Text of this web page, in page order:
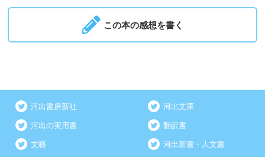
この本の感想を書く
河出書房新社 河出文庫
河出の実用書 翻訳書
文藝 河出新書・人文書